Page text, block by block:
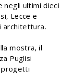
ultimi dieci
Lecce e
architettura.
mostra, il
Puglisi
progetti